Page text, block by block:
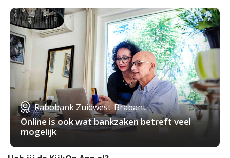
Rabobank Zuidwest-Brabant
Online is ook wat bankzaken betreft veel
mogelijk